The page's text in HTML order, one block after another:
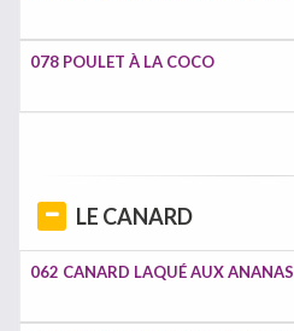
078 POULET À LA COCO
LE CANARD
062 CANARD LAQUÉ AUX ANANAS